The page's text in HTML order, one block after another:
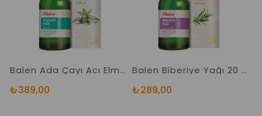
Balen Ada Çayı Acı Elma Yağı Adaçayı Acıelma Doğal Bitkisel Uçucu Yağ 20 Ml İçilebilir Yeni Ambalaj
₺389,00
Balen Biberiye Yağı 20 Ml İçilebilir Doğal Bitkisel Uçucu Yağ
₺289,00